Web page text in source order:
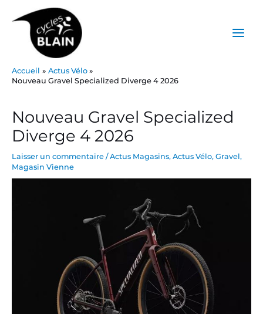
contenu
Menu
Accueil
Actus Vélo
Nouveau Gravel Specialized Diverge 4 2026
Nouveau Gravel Specialized
Diverge 4 2026
Laisser un commentaire /Actus Magasins, Actus Vélo, Gravel,
Magasin Vienne